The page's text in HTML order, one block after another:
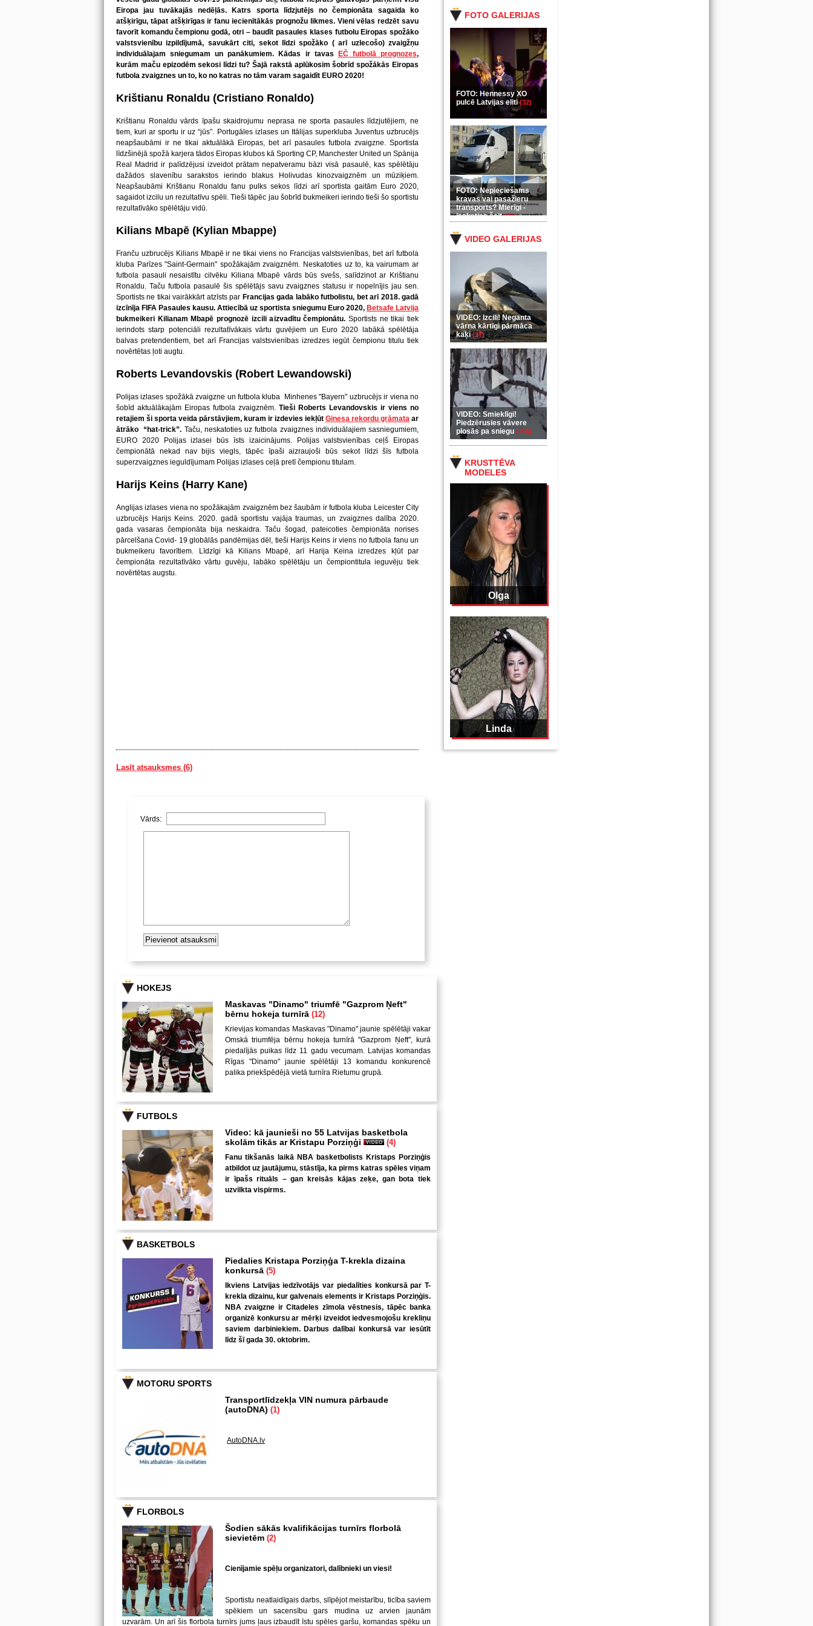
FOTO GALERIJAS
FOTO: Hennessy XO
pulcē Latvijas eliti(32)
FOTO: Nepieciešams
kravas vai pasažieru
transports? Mierīgi -
ieskaties šeit(35)
VIDEO GALERIJAS
VIDEO: Izcili! Neganta
vārna kārtīgi pārmāca
kaķi(37)
VIDEO: Smieklīgi!
Piedzērusies vāvere
plosās pa sniegu (255)
KRUSTTĒVA
MODELES
Olga
Linda
Eiropa jau tuvākajās nedēļās. Katrs sporta līdzjutējs no čempionāta sagaida ko
atšķirīgu, tāpat atšķirīgas ir fanu iecienītākās prognožu likmes. Vieni vēlas redzēt savu
favorīt komandu čempionu godā, otri – baudīt pasaules klases futbolu Eiropas spožāko
valstsvienību izpildījumā, savukārt citi, sekot līdzi spožāko ( arī uzlecošo) zvaigžņu
individuālajam sniegumam un panākumiem. Kādas ir tavas
EČ futbolā prognozes,
kurām maču epizodēm sekosi līdzi tu? Šajā rakstā aplūkosim šobrīd spožākās Eiropas
futbola zvaigznes un to, ko no katras no tām varam sagaidīt EURO 2020!
Krištianu Ronaldu (Cristiano Ronaldo)
Krištianu Ronaldu vārds īpašu skaidrojumu neprasa ne sporta pasaules līdzjutējiem, ne
tiem, kuri ar sportu ir uz “jūs”. Portugāles izlases un Itālijas superkluba Juventus uzbrucējs
neapšaubāmi ir ne tikai aktuālākā Eiropas, bet arī pasaules futbola zvaigzne. Sportista
līdzšinējā spožā karjera tādos Eiropas klubos kā Sporting CP, Manchester United un Spānija
Real Madrid ir palīdzējusi izveidot prātam nepatveramu bāzi visā pasaulē, kas spēlētāju
dažādos slavenību sarakstos ierindo blakus Holivudas kinozvaigznēm un mūziķiem.
Neapšaubāmi Krištianu Ronaldu fanu pulks sekos līdzi arī sportista gaitām Euro 2020,
sagaidot izcilu un rezultatīvu spēli. Tieši tāpēc jau šobrīd bukmeikeri ierindo tieši šo sportistu
rezultatīvāko spēlētāju vidū.
Kilians Mbapē (Kylian Mbappe)
Franču uzbrucējs Kilians Mbapē ir ne tikai viens no Francijas valstsvienības, bet arī futbola
kluba Parīzes "Saint-Germain" spožākajām zvaigznēm. Neskatoties uz to, ka vairumam ar
futbola pasauli nesaistītu cilvēku Kiliana Mbapē vārds būs svešs, salīdzinot ar Krištianu
Ronaldu. Taču futbola pasaulē šis spēlētājs savu zvaigznes statusu ir nopelnījis jau sen.
Sportists ne tikai vairākkārt atzīsts par Francijas gada labāko futbolistu, bet arī 2018. gadā
izcīnīja FIFA Pasaules kausu. Attiecībā uz sportista sniegumu Euro 2020, Betsafe Latvija
bukmeikeri Kilianam Mbapē prognozē izcili aizvadītu čempionātu. Sportists ne tikai tiek
ierindots starp potenciāli rezultatīvākais vārtu guvējiem un Euro 2020 labākā spēlētāja
balvas pretendentiem, bet arī Francijas valstsvienības izredzes iegūt čempionu titulu tiek
novērtētas ļoti augtu.
Roberts Levandovskis (Robert Lewandowski)
Polijas izlases spožākā zvaigzne un futbola kluba Minhenes "Bayern" uzbrucējs ir viena no
šobīd aktuālākajām Eiropas futbola zvaigznēm. Tieši Roberts Levandovskis ir viens no
retajiem ši sporta veida pārstāvjiem, kuram ir izdevies iekļūt Ginesa rekordu grāmata ar
ātrāko “hat-trick”. Taču, neskatoties uz futbola zvaigznes individuālajiem sasniegumiem,
EURO 2020 Polijas izlasei būs īsts izaicinājums. Polijas valstsvienības ceļš Eiropas
čempionātā nekad nav bijis viegls, tāpēc īpaši aizraujoši būs sekot līdzi šīs futbola
superzvaigznes ieguldījumam Polijas izlases ceļā pretī čempionu titulam.
Harijs Keins (Harry Kane)
Anglijas izlases viena no spožākajām zvaigznēm bez šaubām ir futbola kluba Leicester City
uzbrucējs Harijs Keins. 2020. gadā sportistu vajāja traumas, un zvaigznes dalība 2020.
gada vasaras čempionāta bija neskaidra. Taču šogad, pateicoties čempionāta norises
pārcelšana Covid- 19 globālās pandēmijas dēl, tieši Harijs Keins ir viens no futbola fanu un
bukmeikeru favorītiem. Līdzīgi kā Kilians Mbapē, arī Harija Keina izredzes kļūt par
čempionāta rezultatīvāko vārtu guvēju, labāko spēlētāju un čempiontitula ieguvēju tiek
novērtētas augstu.
Lasīt atsauksmes (6)
Vārds:
HOKEJS
Maskavas "Dinamo" triumfē "Gazprom Ņeft"
bērnu hokeja turnīrā (12)
Krievijas komandas Maskavas "Dinamo" jaunie spēlētāji vakar
Omskā triumfēja bērnu hokeja turnīrā "Gazprom Ņeft", kurā
piedalījās puikas līdz 11 gadu vecumam. Latvijas komandas
Rīgas "Dinamo" jaunie spēlētāji 13 komandu konkurencē
palika priekšpēdējā vietā turnīra Rietumu grupā.
FUTBOLS
Video: kā jaunieši no 55 Latvijas basketbola
skolām tikās ar Kristapu Porziņģi
(4)
Fanu tikšanās laikā NBA basketbolists Kristaps Porziņģis
atbildot uz jautājumu, stāstīja, ka pirms katras spēles viņam
ir īpašs rituāls – gan kreisās kājas zeķe, gan bota tiek
uzvilkta vispirms.
BASKETBOLS
Piedalies Kristapa Porziņģa T-krekla dizaina
konkursā (5)
Ikviens Latvijas iedzīvotājs var piedalīties konkursā par T-
krekla dizainu, kur galvenais elements ir Kristaps Porziņģis.
NBA zvaigzne ir Citadeles zīmola vēstnesis, tāpēc banka
organizē konkursu ar mērķi izveidot iedvesmojošu krekliņu
saviem darbiniekiem. Darbus dalībai konkursā var iesūtīt
līdz šī gada 30. oktobrim.
MOTORU SPORTS
Transportlīdzekļa VIN numura pārbaude
(autoDNA) (1)
AutoDNA.lv
FLORBOLS
Šodien sākās kvalifikācijas turnīrs florbolā
sievietēm (2)
Cienījamie spēļu organizatori, dalībnieki un viesi!
Sportistu neatlaidīgais darbs, slīpējot meistarību, ticība saviem
spēkiem un sacensību gars mudina uz arvien jaunām
uzvarām. Un arī šis florbola turnīrs jums ļaus izbaudīt īstu spēles garšu, komandas spēku un